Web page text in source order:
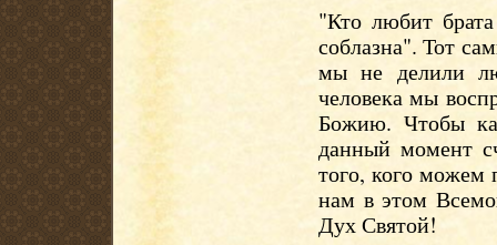
"Кто любит
соблазна". Тот
мы не делили
человека мы
Божию. Чтобы
данный момент
того, кого
нам в этом
Дух Святой!